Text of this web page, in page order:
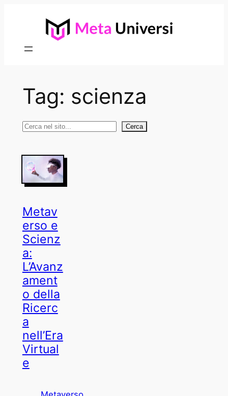
Tag: scienza
Cerca Cerca
Metav
erso e
Scienz
a:
L’Avanz
ament
o della
Ricerc
a
nell’Era
Virtual
e